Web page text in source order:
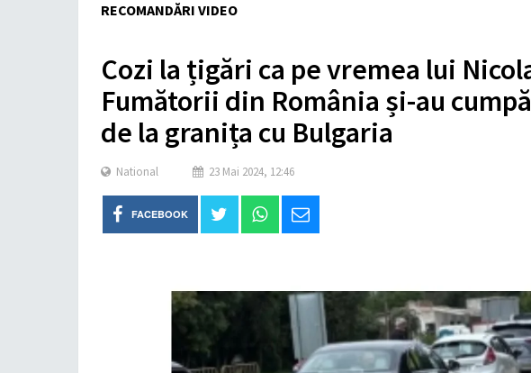
RECOMANDĂRI VIDEO
Cozi la țigări ca pe vremea lui
Fumătorii din România și-au
de la granița cu Bulgaria
National 23 Mai 2024, 12:46
FACEBOOK